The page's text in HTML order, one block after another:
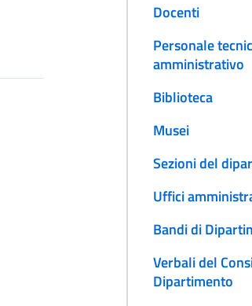
Docenti
Personale
amministrativo
Biblioteca
Musei
Sezioni del
Uffici
Bandi di
Verbali del
Dipartimento